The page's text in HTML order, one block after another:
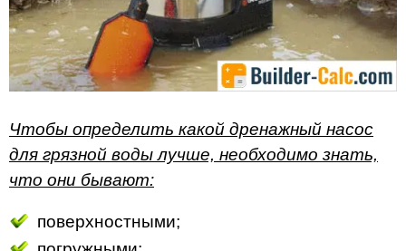
Чтобы определить какой дренажный насос
для грязной воды лучше, необходимо знать,
что они бывают:
поверхностными;